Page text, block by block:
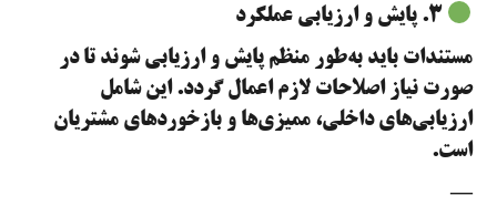
مستندات باید به‌طور منظم پایش و ارزیابی شوند تا در
صورت نیاز اصلاحات لازم اعمال گردد. این شامل
ارزیابی‌های داخلی، ممیزی‌ها و بازخوردهای مشتریان
است.
—